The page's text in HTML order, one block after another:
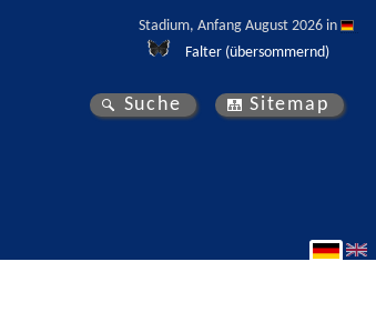
Stadium, Anfang August 2026 in
Falter (übersommernd)
Suche Sitemap